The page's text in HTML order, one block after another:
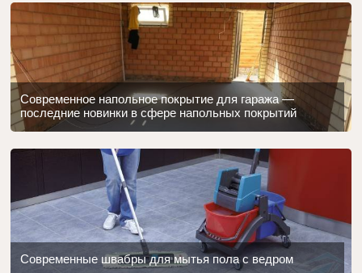
Современное напольное покрытие для гаража —
последние новинки в сфере напольных покрытий
Современные швабры для мытья пола с ведром